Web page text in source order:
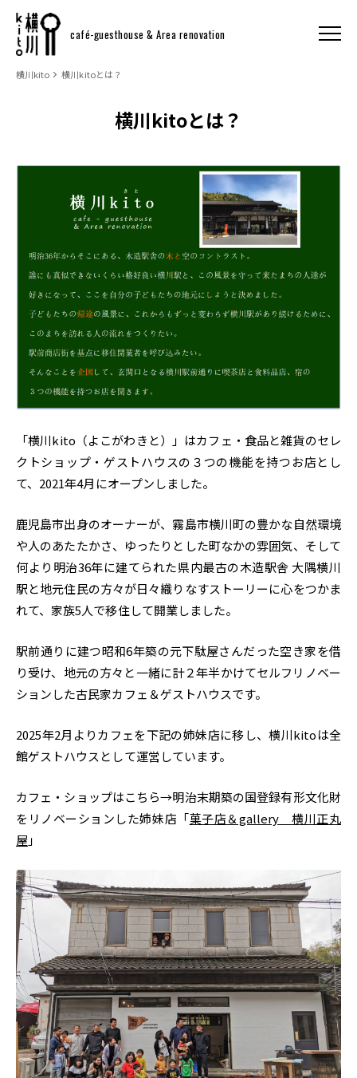
café-guesthouse & Area renovation
横川kito 横川kitoとは？
横川kitoとは？
「横川kito（よこがわきと）」はカフェ・食品と雑貨のセレ
クトショップ・ゲストハウスの３つの機能を持つお店とし
て、2021年4月にオープンしました。
鹿児島市出身のオーナーが、霧島市横川町の豊かな自然環境
や人のあたたかさ、ゆったりとした町なかの雰囲気、そして
何より明治36年に建てられた県内最古の木造駅舎 大隅横川
駅と地元住民の方々が日々織りなすストーリーに心をつかま
れて、家族5人で移住して開業しました。
駅前通りに建つ昭和6年築の元下駄屋さんだった空き家を借
り受け、地元の方々と一緒に計２年半かけてセルフリノベー
ションした古民家カフェ＆ゲストハウスです。
2025年2月よりカフェを下記の姉妹店に移し、横川kitoは全
館ゲストハウスとして運営しています。
カフェ・ショップはこちら→明治末期築の国登録有形文化財
をリノベーションした姉妹店「菓子店＆gallery 横川正丸
屋」